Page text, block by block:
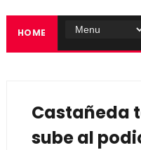
HOME
Castañeda
sube al